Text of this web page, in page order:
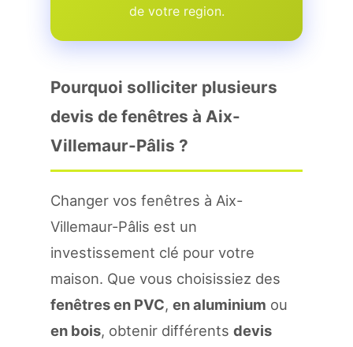
de votre region.
Pourquoi solliciter plusieurs
devis de fenêtres à Aix-
Villemaur-Pâlis ?
Changer vos fenêtres à Aix-
Villemaur-Pâlis est un
investissement clé pour votre
maison. Que vous choisissiez des
fenêtres en PVC, en aluminium ou
en bois, obtenir différents devis